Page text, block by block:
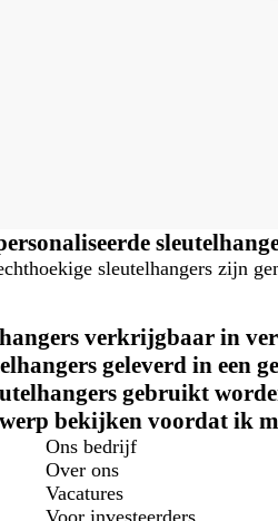
sleutelhangers zijn
verkrijgbaar in
geleverd in een
gebruikt
bekijken voordat ik
Ons bedrijf
Over ons
Vacatures
Voor investeerders